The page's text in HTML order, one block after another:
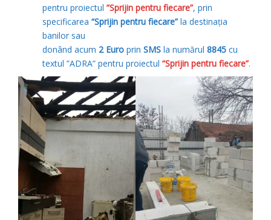
pentru proiectul ”Sprijin pentru fiecare”, prin
specificarea “Sprijin pentru fiecare”la destinația
banilor sau
donând acum 2 Euro prin SMS la numărul 8845 cu
textul ”ADRA” pentru proiectul “Sprijin pentru fiecare”.